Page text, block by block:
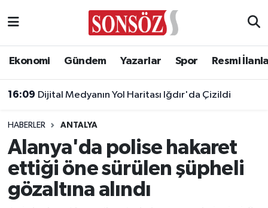
Ekonomi Gündem Yazarlar Spor Resmi
16:09 Dijital Medyanın Yol Haritası Iğdır'da Çizildi
HABERLER ANTALYA
Alanya'da polise hakaret
ettiği öne sürülen şüpheli
gözaltına alındı
Asayiş
Biyografi
Çevre
Diğer
Ankara Nöbetçi Eczaneler
Ankara Trafik Yoğunluk Haritası
Süper Lig Puan Durumu ve Fikstür
Tüm Manşetler